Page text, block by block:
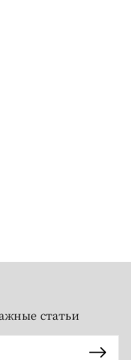
статьи